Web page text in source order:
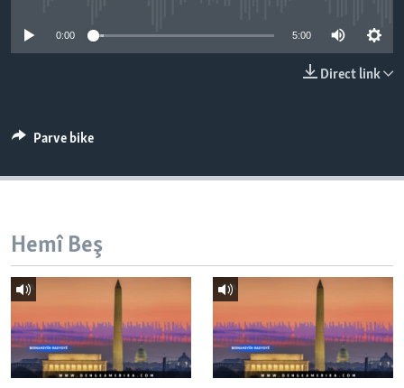
SERNIVÎS
Learning English
FOLLOW US
Zimanên Din
0:00 5:00
Direct link
Parve bike
Hemî Beş